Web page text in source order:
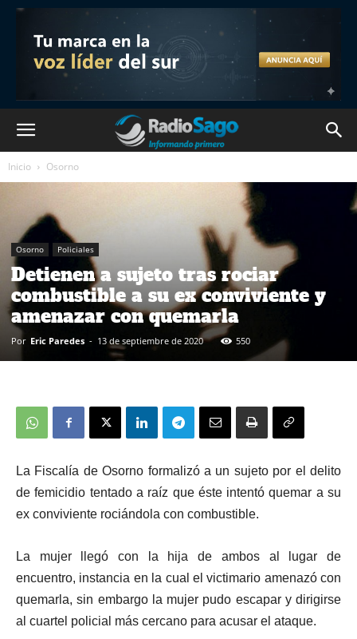
Inicio Osorno
Osorno Policiales
Detienen a sujeto tras rociar
combustible a su ex conviviente y
amenazar con quemarla
Por Eric Paredes - 13 de septiembre de 2020 550
La Fiscalía de Osorno formalizó a un sujeto por el delito
de femicidio tentado a raíz que éste intentó quemar a su
ex conviviente rociándola con combustible.
La mujer llegó con la hija de ambos al lugar de
encuentro, instancia en la cual el victimario amenazó con
quemarla, sin embargo la mujer pudo escapar y dirigirse
al cuartel policial más cercano para acusar el ataque.